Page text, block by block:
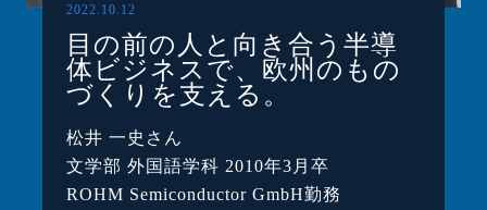
2022.10.12
目の前の人と向き合う半導
体ビジネスで、欧州のもの
づくりを支える。
松井 一史さん
文学部 外国語学科 2010年3月卒
ROHM Semiconductor GmbH勤務